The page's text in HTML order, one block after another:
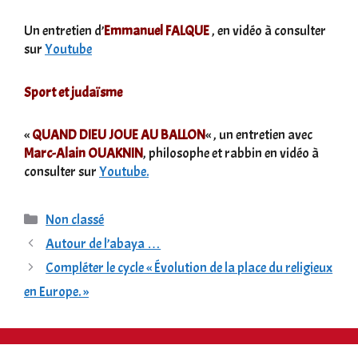
Un entretien d’Emmanuel FALQUE, en vidéo à consulter
surYoutube
Sport et judaïsme
«QUAND DIEU JOUE AU BALLON« , un entretien avec
Marc-Alain OUAKNIN, philosophe et rabbin en vidéo à
consulter surYoutube.
Catégories
Non classé
Autour de l’abaya …
Compléter le cycle « Évolution de la place du religieux
en Europe. »